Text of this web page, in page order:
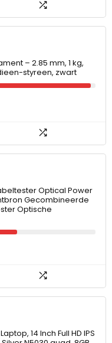
– 2.85 mm, 1 kg,
styreen, zwart
Optical Power
Gecombineerde
Optische
14 Inch Full HD IPS